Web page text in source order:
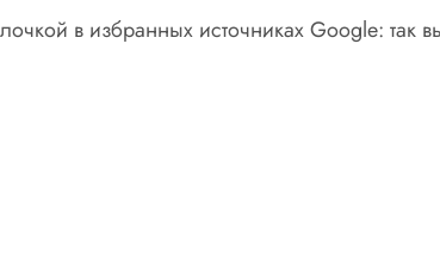
в избранных источниках Google: